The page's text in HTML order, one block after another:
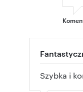
Szybka i